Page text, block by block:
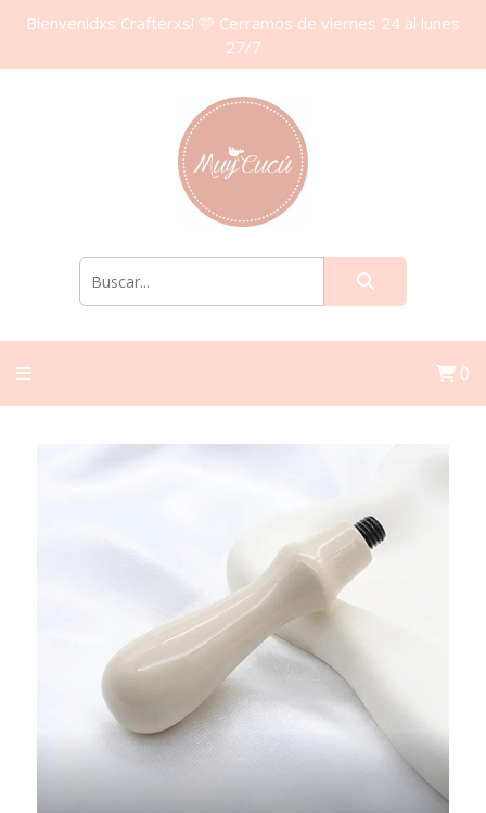
Bienvenidxs Crafterxs! 🩷 Cerramos de viernes 24 al lunes
27/7
0